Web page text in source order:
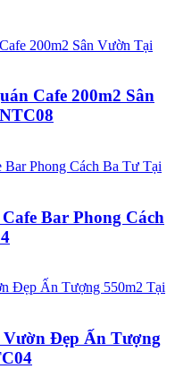
Cafe 200m2 Sân
Bar Phong Cách
Vườn Đẹp Ấn Tượng